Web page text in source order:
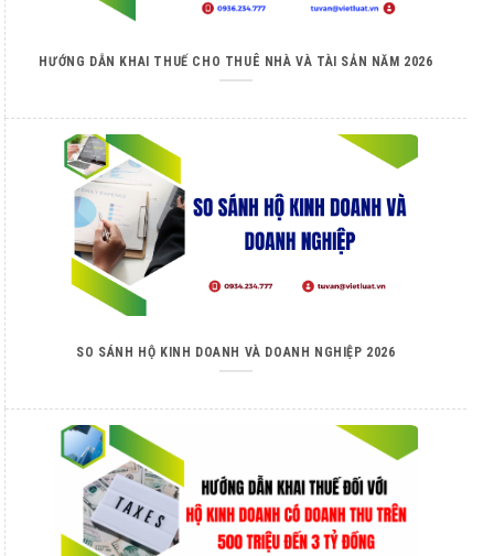
HƯỚNG DẪN KHAI THUẾ CHO THUÊ NHÀ VÀ TÀI SẢN NĂM 2026
SO SÁNH HỘ KINH DOANH VÀ DOANH NGHIỆP 2026